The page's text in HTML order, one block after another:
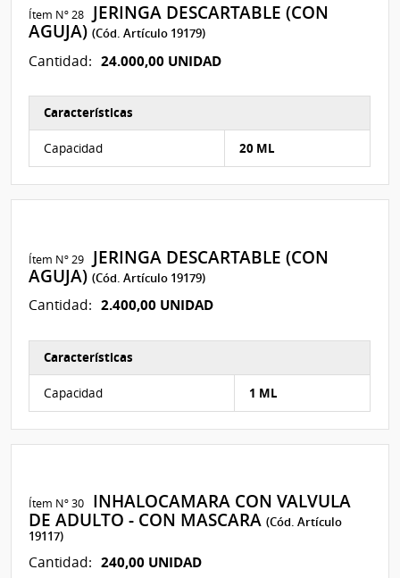
Ítem Nº 28
JERINGA DESCARTABLE (CON
AGUJA)(Cód. Artículo 19179)
Cantidad: 24.000,00 UNIDAD
Características
Capacidad 20 ML
Ítem Nº 29
JERINGA DESCARTABLE (CON
AGUJA)(Cód. Artículo 19179)
Cantidad: 2.400,00 UNIDAD
Características del Ítem Nº 326
Características
Capacidad 1 ML
Ítem Nº 30
INHALOCAMARA CON VALVULA
DE ADULTO - CON MASCARA(Cód. Artículo
19117)
Cantidad: 240,00 UNIDAD